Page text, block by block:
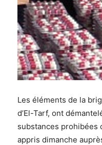
Les éléments de la
d’El-Tarf, ont
substances prohibées
appris dimanche